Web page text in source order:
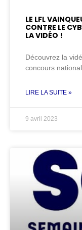
LE LFL
CONTRE LE
LA VIDÉO !
Découvrez la
concours
LIRE LA SUITE »
9 avril 2023